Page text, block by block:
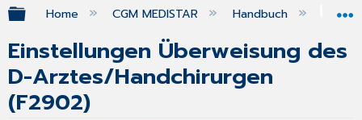
Expand/collapse global hierarchy
Home CGM MEDISTAR Handbuch
Einstellungen Überweisung des
D-Arztes/Handchirurgen
(F2902)